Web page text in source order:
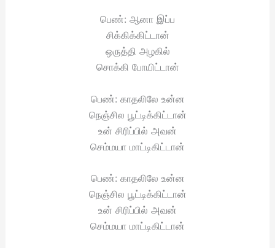
பெண்: ஆனா இப்ப
சிக்கிக்கிட்டான்
ஒருத்தி அழகில்
சொக்கி போயிட்டான்
பெண்: காதலிலே உன்ன
நெஞ்சில பூட்டிக்கிட்டான்
உன் சிரிப்பில் அவன்
செம்மயா மாட்டிகிட்டான்
பெண்: காதலிலே உன்ன
நெஞ்சில பூட்டிக்கிட்டான்
உன் சிரிப்பில் அவன்
செம்மயா மாட்டிகிட்டான்